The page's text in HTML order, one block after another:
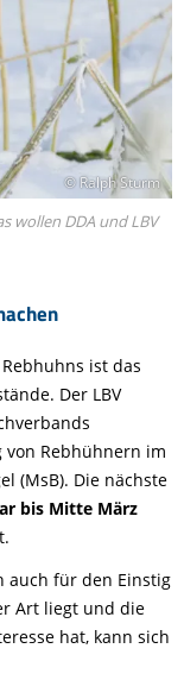
© Ralph Sturm
wollen DDA und LBV
ist das
Der LBV
Rebhühnern im
(MsB). Die nächste
bis Mitte März
auch für den Einstig
Art liegt und die
hat, kann sich